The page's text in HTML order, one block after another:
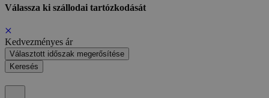
Válassza ki szállodai tartózkodását
Kedvezményes ár
Választott időszak megerősítése
Keresés